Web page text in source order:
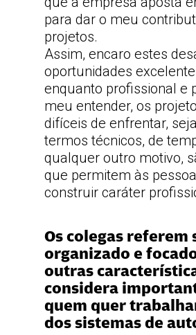
para dar o meu
projetos.
Assim, encaro estes
oportunidades
enquanto profissional e
meu entender, os
difíceis de enfrentar,
termos técnicos, de
qualquer outro motivo,
que permitem às
construir caráter
Os colegas referem
organizado e
outras
considera
quem quer
dos sistemas de